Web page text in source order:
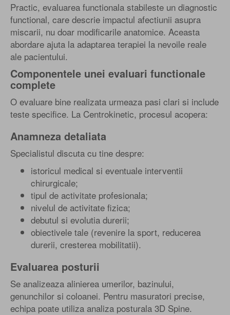
Practic, evaluarea functionala stabileste un diagnostic
functional, care descrie impactul afectiunii asupra
miscarii, nu doar modificarile anatomice. Aceasta
abordare ajuta la adaptarea terapiei la nevoile reale
ale pacientului.
Componentele unei evaluari functionale
complete
O evaluare bine realizata urmeaza pasi clari si include
teste specifice. La Centrokinetic, procesul acopera:
Anamneza detaliata
Specialistul discuta cu tine despre:
istoricul medical si eventuale interventii
chirurgicale;
tipul de activitate profesionala;
nivelul de activitate fizica;
debutul si evolutia durerii;
obiectivele tale (revenire la sport, reducerea
durerii, cresterea mobilitatii).
Evaluarea posturii
Se analizeaza alinierea umerilor, bazinului,
genunchilor si coloanei. Pentru masuratori precise,
echipa poate utiliza analiza posturala 3D Spine.